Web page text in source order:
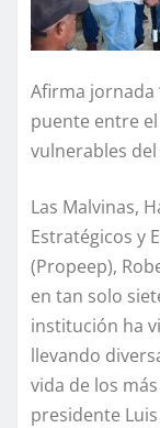
Afirma jornada
puente entre
vulnerables del
Las Malvinas,
Estratégicos y
(Propeep),
en tan solo
institución ha
llevando
vida de los
presidente